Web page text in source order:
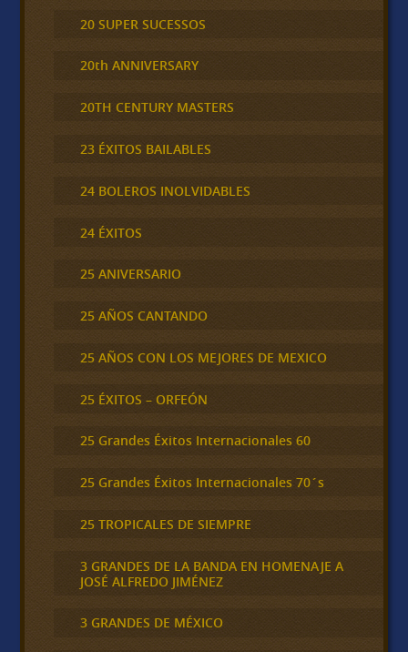
20 SUPER SUCESSOS
20th ANNIVERSARY
20TH CENTURY MASTERS
23 ÉXITOS BAILABLES
24 BOLEROS INOLVIDABLES
24 ÉXITOS
25 ANIVERSARIO
25 AÑOS CANTANDO
25 AÑOS CON LOS MEJORES DE MEXICO
25 ÉXITOS – ORFEÓN
25 Grandes Éxitos Internacionales 60
25 Grandes Éxitos Internacionales 70´s
25 TROPICALES DE SIEMPRE
3 GRANDES DE LA BANDA EN HOMENAJE A
JOSÉ ALFREDO JIMÉNEZ
3 GRANDES DE MÉXICO